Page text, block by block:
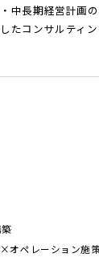
中長期経営計画
たコンサルティ
ペレーション施